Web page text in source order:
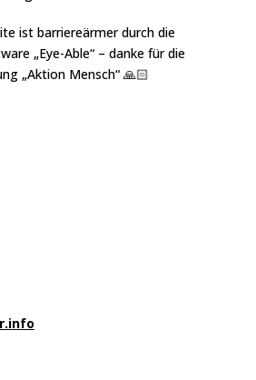
ist barriereärmer durch die
„Eye-Able“ – danke für die
„Aktion Mensch“ 🙏🏻